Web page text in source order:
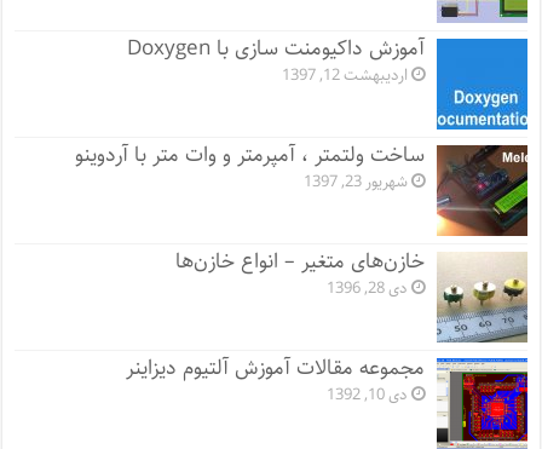
آموزش داکیومنت سازی با Doxygen
اردیبهشت 12, 1397
ساخت ولتمتر ، آمپرمتر و وات متر با آردوینو
شهریور 23, 1397
خازن‌های متغیر – انواع خازن‌ها
دی 28, 1396
مجموعه مقالات آموزش آلتیوم دیزاینر
دی 10, 1392